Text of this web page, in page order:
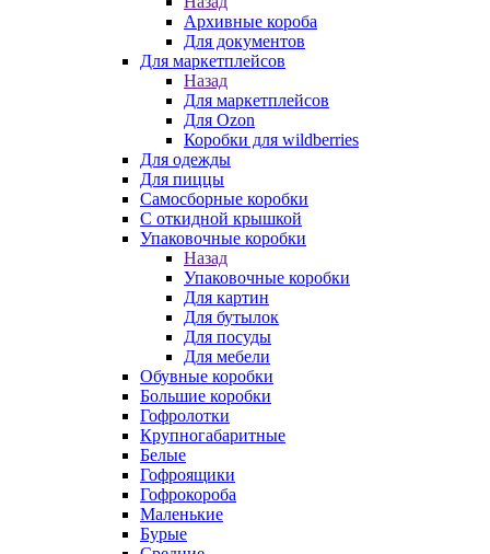
Архивные короба
Для документов
Для маркетплейсов
Назад
Для маркетплейсов
Для Ozon
Коробки для wildberries
Для одежды
Для пиццы
Самосборные коробки
С откидной крышкой
Упаковочные коробки
Назад
Упаковочные коробки
Для картин
Для бутылок
Для посуды
Для мебели
Обувные коробки
Большие коробки
Гофролотки
Крупногабаритные
Белые
Гофроящики
Гофрокороба
Маленькие
Бурые